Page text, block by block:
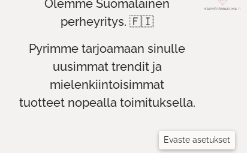
Olemme Suomalainen
perheyritys. 🇫🇮
Pyrimme tarjoamaan sinulle
uusimmat trendit ja
mielenkiintoisimmat
tuotteet nopealla toimituksella.
Eväste asetukset